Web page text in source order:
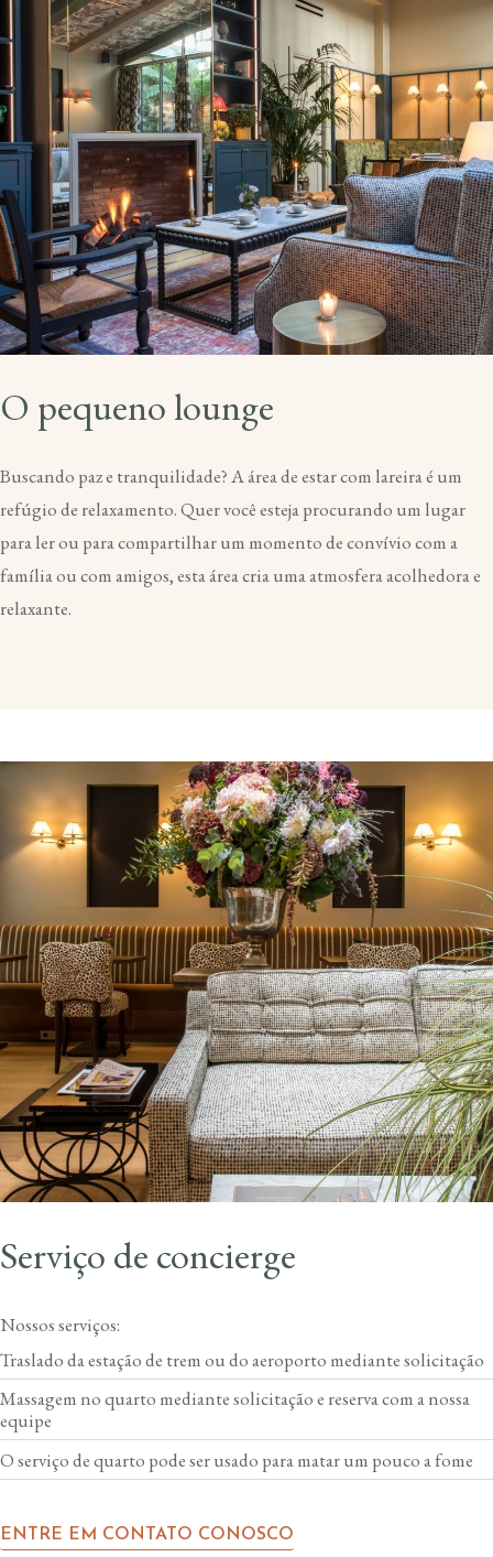
O pequeno lounge
Buscando paz e tranquilidade? A área de estar com lareira é um
refúgio de relaxamento. Quer você esteja procurando um lugar
para ler ou para compartilhar um momento de convívio com a
família ou com amigos, esta área cria uma atmosfera acolhedora e
relaxante.
Serviço de concierge
Nossos serviços:
Traslado da estação de trem ou do aeroporto mediante solicitação
Massagem no quarto mediante solicitação e reserva com a nossa
equipe
O serviço de quarto pode ser usado para matar um pouco a fome
ENTRE EM CONTATO CONOSCO